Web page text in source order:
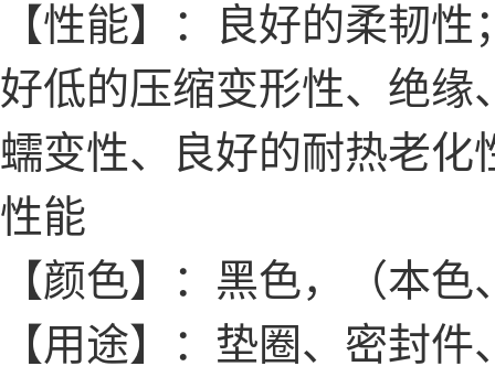
【性能】：良好的柔韧
好低的压缩变形性、绝缘
蠕变性、良好的耐热老化
性能
【颜色】：黑色，（本色
【用途】：垫圈、密封